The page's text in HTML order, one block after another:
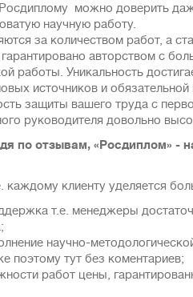
можно доверить
научную работу.
за количеством работ, а
авторством с
работы. Уникальность
источников и обязательной
защиты вашего труда с
руководителя довольно
по отзывам, «Росдиплом» -
каждому клиенту уделяется
т.е. менеджеры
научно-
поэтому тут без коментариев;
работ цены,